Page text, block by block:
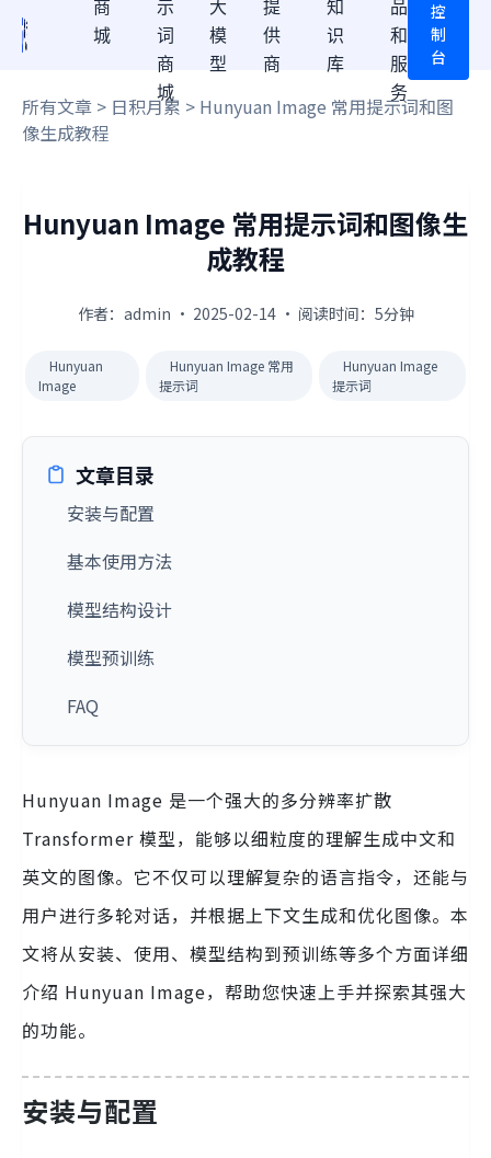
商
城
示
词
商
城
大
模
型
提
供
商
知
识
库
品
和
服
务
控
制
台
所有文章 > 日积月累 > Hunyuan Image 常用提示词和图
像生成教程
Hunyuan Image 常用提示词和图像生
成教程
作者：admin · 2025-02-14 · 阅读时间：5分钟
Hunyuan
Image
Hunyuan Image 常用
提示词
Hunyuan Image
提示词
文章目录
安装与配置
基本使用方法
模型结构设计
模型预训练
FAQ
Hunyuan Image 是一个强大的多分辨率扩散
Transformer 模型，能够以细粒度的理解生成中文和
英文的图像。它不仅可以理解复杂的语言指令，还能与
用户进行多轮对话，并根据上下文生成和优化图像。本
文将从安装、使用、模型结构到预训练等多个方面详细
介绍 Hunyuan Image，帮助您快速上手并探索其强大
的功能。
安装与配置